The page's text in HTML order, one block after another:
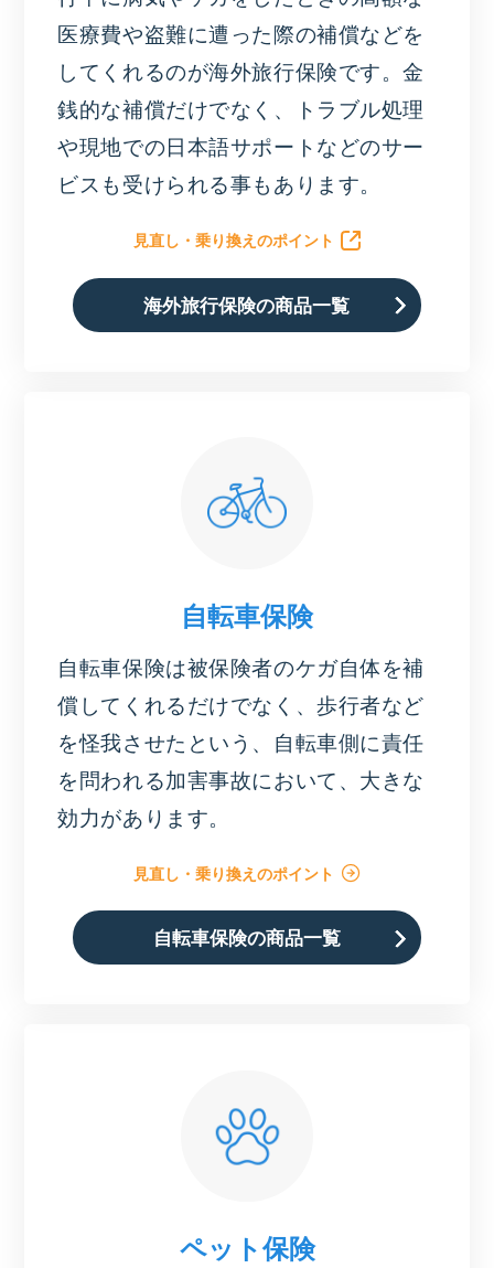
医療費や盗難に遭った際の補償などを
してくれるのが海外旅行保険です。金
銭的な補償だけでなく、トラブル処理
や現地での日本語サポートなどのサー
ビスも受けられる事もあります。
見直し・乗り換えのポイント
海外旅行保険の商品一覧
自転車保険
自転車保険は被保険者のケガ自体を補
償してくれるだけでなく、歩行者など
を怪我させたという、自転車側に責任
を問われる加害事故において、大きな
効力があります。
見直し・乗り換えのポイント
自転車保険の商品一覧
ペット保険